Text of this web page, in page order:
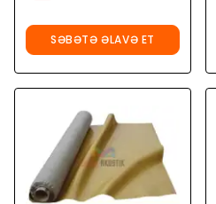
SƏBƏTƏ ƏLAVƏ ET